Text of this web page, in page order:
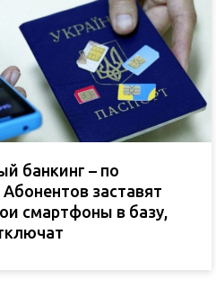
банкинг – по
Абонентов заставят
смартфоны в базу,